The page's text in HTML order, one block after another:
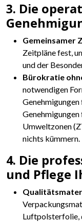
3. Die
Gemeinsamer
Zeitpläne fest,
und der
Bürokratie
notwendigen
Umweltzonen
nichts kümmern.
4. Die
und Pflege
Luftpolsterfolie,